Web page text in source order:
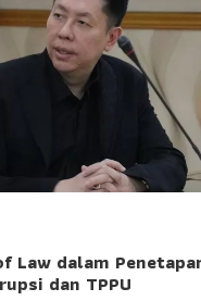
Law dalam
dan TPPU